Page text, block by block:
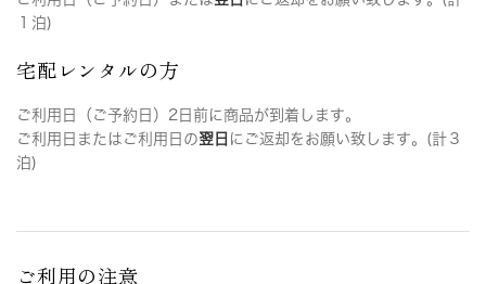
１泊)
宅配レンタルの方
ご利用日（ご予約日）2日前に商品が到着します。
ご利用日またはご利用日の翌日 にご返却をお願い致します。(計３
泊)
ご利用の注意